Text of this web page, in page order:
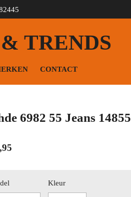
TRENDS
CONTACT
6982 55 Jeans 14855
Kleur